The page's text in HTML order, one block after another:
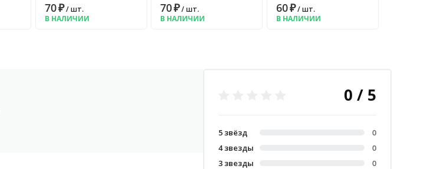
70₽/ шт.
В НАЛИЧИИ
70₽/ шт.
В НАЛИЧИИ
60₽/ шт.
В НАЛИЧИИ
0 / 5
5 звёзд
0
4 звезды
0
3 звезды
0